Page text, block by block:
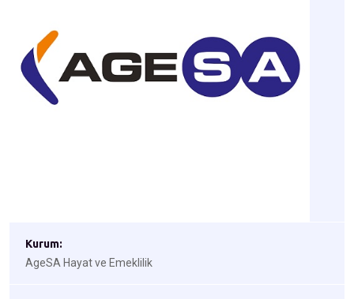
Kurum:
AgeSA Hayat ve Emeklilik